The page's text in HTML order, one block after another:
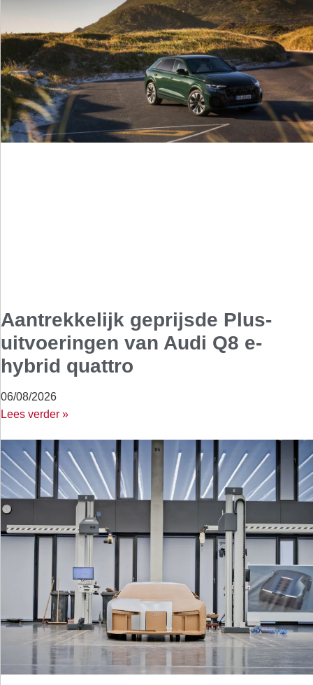
Aantrekkelijk geprijsde Plus-
uitvoeringen van Audi Q8 e-
hybrid quattro
06/08/2026
Lees verder »